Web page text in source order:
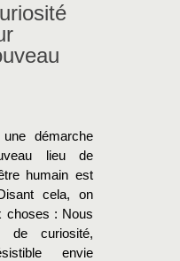
démarche
lieu de
humain est
cela, on
choses : Nous
de curiosité,
envie